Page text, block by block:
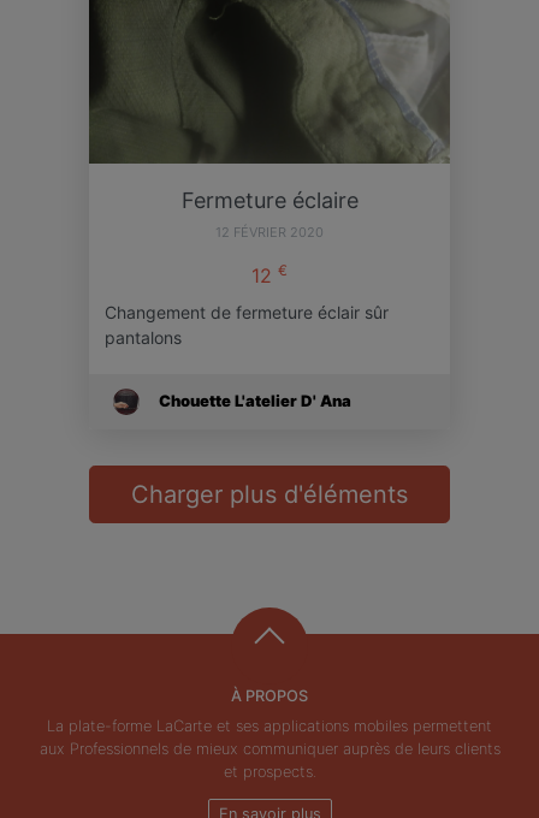
Fermeture éclaire
12 FÉVRIER 2020
12 €
Changement de fermeture éclair sûr
pantalons
Chouette L'atelier D' Ana
Charger plus d'éléments
À PROPOS
La plate-forme LaCarte et ses applications mobiles permettent
aux Professionnels de mieux communiquer auprès de leurs clients
et prospects.
En savoir plus